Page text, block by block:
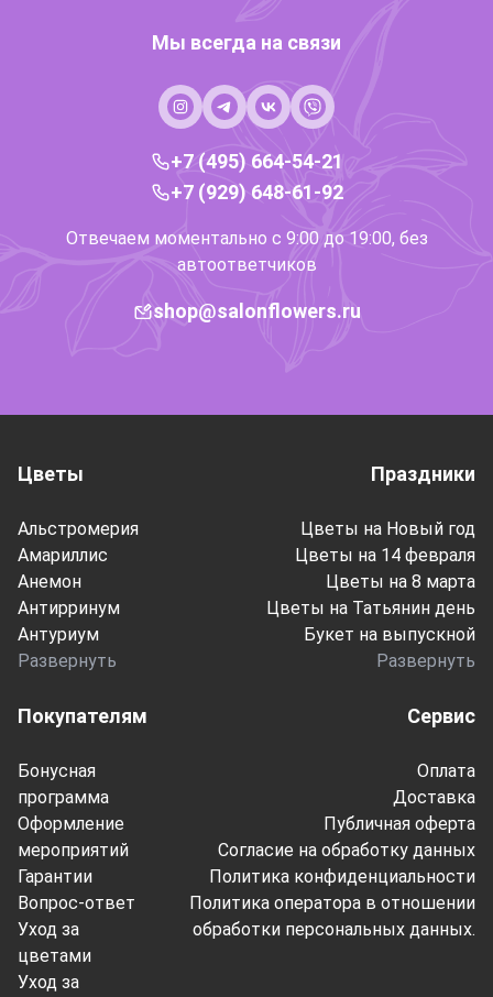
Мы всегда на связи
+7 (495) 664-54-21
+7 (929) 648-61-92
Отвечаем моментально с 9:00 до 19:00, без
автоответчиков
shop@salonflowers.ru
Покупателям
Бонусная
программа
Оформление
мероприятий
Гарантии
Вопрос-ответ
Уход за
цветами
Уход за
Сервис
Оплата
Доставка
Публичная оферта
Согласие на обработку данных
Политика конфиденциальности
Политика оператора в отношении
обработки персональных данных.
Цветы
Альстромерия
Амариллис
Анемон
Антирринум
Антуриум
Развернуть
Праздники
Цветы на Новый год
Цветы на 14 февраля
Цветы на 8 марта
Цветы на Татьянин день
Букет на выпускной
Развернуть